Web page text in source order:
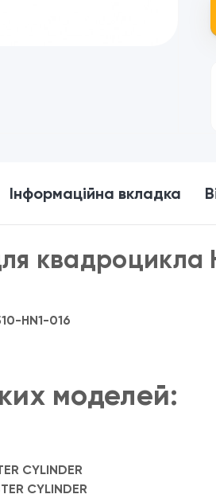
Інформаційна вкладка
HN1-016
моделей:
CYLINDER
CYLINDER